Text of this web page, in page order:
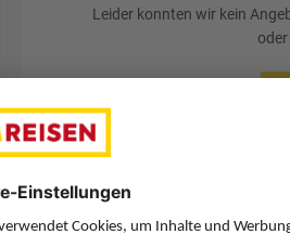
Leider konnten wir kein
Sie haben eine Frage?